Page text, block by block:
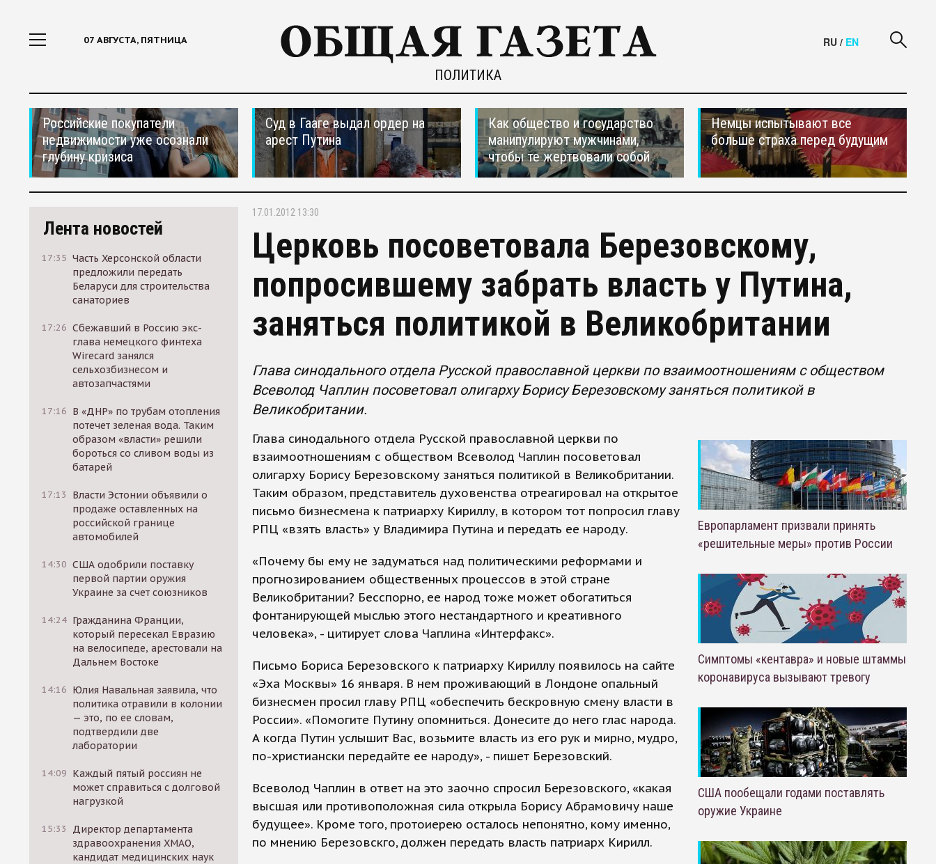
07 АВГУСТА, ПЯТНИЦА
ПОЛИТИКА
RU / EN
Российские покупатели
недвижимости уже осознали
глубину кризиса
Суд в Гааге выдал ордер на
арест Путина
Как общество и государство
манипулируют мужчинами,
чтобы те жертвовали собой
Немцы испытывают все
больше страха перед будущим
Лента новостей
17:35 Часть Херсонской области
предложили передать
Беларуси для строительства
санаториев
17:26 Сбежавший в Россию экс-
глава немецкого финтеха
Wirecard занялся
сельхозбизнесом и
автозапчастями
17:16 В «ДНР» по трубам отопления
потечет зеленая вода. Таким
образом «власти» решили
бороться со сливом воды из
батарей
17:13
Власти Эстонии объявили о
продаже оставленных на
российской границе
автомобилей
14:30 США одобрили поставку
первой партии оружия
Украине за счет союзников
14:24 Гражданина Франции,
который пересекал Евразию
на велосипеде, арестовали на
Дальнем Востоке
14:16 Юлия Навальная заявила, что
политика отравили в колонии
— это, по ее словам,
подтвердили две
лаборатории
14:09 Каждый пятый россиян не
может справиться с долговой
нагрузкой
15:33
Директор департамента
здравоохранения ХМАО,
кандидат медицинских наук
17.01.2012 13:30
Церковь посоветовала Березовскому,
попросившему забрать власть у Путина,
заняться политикой в Великобритании
Глава синодального отдела Русской православной церкви по взаимоотношениям с обществом
Всеволод Чаплин посоветовал олигарху Борису Березовскому заняться политикой в
Великобритании.
Глава синодального отдела Русской православной церкви по
взаимоотношениям с обществом Всеволод Чаплин посоветовал
олигарху Борису Березовскому заняться политикой в Великобритании.
Таким образом, представитель духовенства отреагировал на открытое
письмо бизнесмена к патриарху Кириллу, в котором тот попросил главу
РПЦ «взять власть» у Владимира Путина и передать ее народу.
«Почему бы ему не задуматься над политическими реформами и
прогнозированием общественных процессов в этой стране
Великобритании? Бесспорно, ее народ тоже может обогатиться
фонтанирующей мыслью этого нестандартного и креативного
человека», - цитирует слова Чаплина «Интерфакс».
Письмо Бориса Березовского к патриарху Кириллу появилось на сайте
«Эха Москвы» 16 января. В нем проживающий в Лондоне опальный
бизнесмен просил главу РПЦ «обеспечить бескровную смену власти в
России». «Помогите Путину опомниться. Донесите до него глас народа.
А когда Путин услышит Вас, возьмите власть из его рук и мирно, мудро,
по-христиански передайте ее народу», - пишет Березовский.
Всеволод Чаплин в ответ на это заочно спросил Березовского, «какая
высшая или противоположная сила открыла Борису Абрамовичу наше
будущее». Кроме того, протоиерею осталось непонятно, кому именно,
по мнению Березовскго, должен передать власть патриарх Кирилл.
Европарламент призвали принять
«решительные меры» против России
Симптомы «кентавра» и новые штаммы
коронавируса вызывают тревогу
США пообещали годами поставлять
оружие Украине